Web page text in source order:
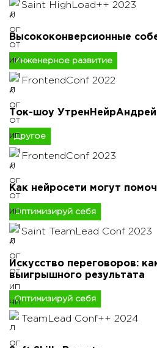
Saint HighLoad++ 2023
Высококонверсионные
Инженерное развитие
FrontendConf 2022
Ток-шоу УтренНейрАндрей
Другое
FrontendConf 2023
Как нейросети могут
Оптимизируй себя
Saint TeamLead Conf 2023
Искусство переговоров:
выигрышного результата
Оптимизируй себя
TeamLead Conf++ 2024